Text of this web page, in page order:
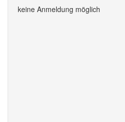
keine Anmeldung möglich